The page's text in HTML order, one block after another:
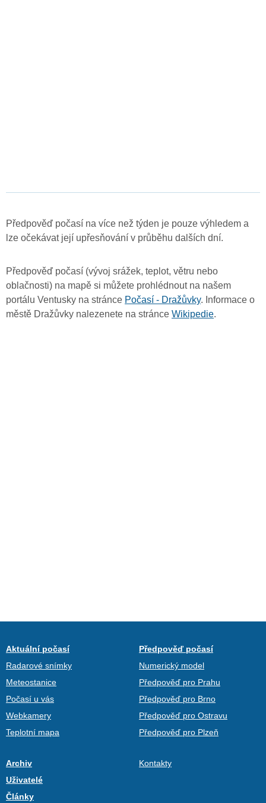
Předpověď počasí na více než týden je pouze výhledem a
lze očekávat její upřesňování v průběhu dalších dní.
Předpověď počasí (vývoj srážek, teplot, větru nebo
oblačnosti) na mapě si můžete prohlédnout na našem
portálu Ventusky na stránce Počasí - Dražůvky. Informace o
městě Dražůvky nalezenete na stránce Wikipedie.
Aktuální počasí
Radarové snímky
Meteostanice
Počasí u vás
Webkamery
Teplotní mapa
Předpověď počasí
Numerický model
Předpověď pro Prahu
Předpověď pro Brno
Předpověď pro Ostravu
Předpověď pro Plzeň
Archiv
Uživatelé
Články
Kontakty